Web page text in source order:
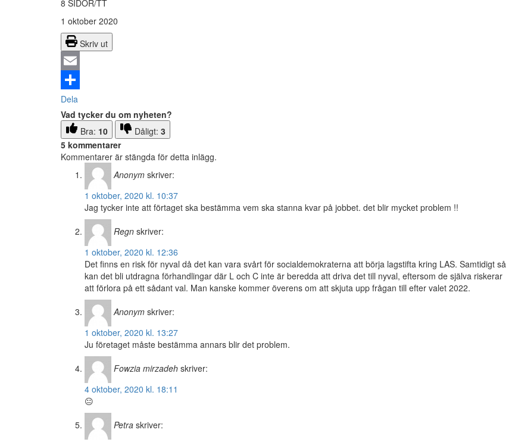
8 SIDOR/TT
1 oktober 2020
Skriv ut
Email
Dela
Vad tycker du om nyheten?
Bra: 10 Dåligt: 3
5 kommentarer
Kommentarer är stängda för detta inlägg.
Anonym skriver:
1 oktober, 2020 kl. 10:37
Jag tycker inte att förtaget ska bestämma vem ska stanna kvar på jobbet. det blir mycket problem !!
Regn skriver:
1 oktober, 2020 kl. 12:36
Det finns en risk för nyval då det kan vara svårt för socialdemokraterna att börja lagstifta kring LAS. Samtidigt så
kan det bli utdragna förhandlingar där L och C inte är beredda att driva det till nyval, eftersom de själva riskerar
att förlora på ett sådant val. Man kanske kommer överens om att skjuta upp frågan till efter valet 2022.
Anonym skriver:
1 oktober, 2020 kl. 13:27
Ju företaget måste bestämma annars blir det problem.
Fowzia mirzadeh skriver:
4 oktober, 2020 kl. 18:11
😐
Petra skriver: